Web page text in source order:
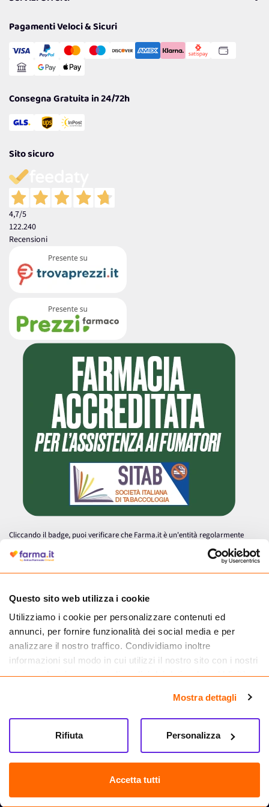
Questo sito web utilizza i cookie
Utilizziamo i cookie per personalizzare contenuti ed
annunci, per fornire funzionalità dei social media e per
analizzare il nostro traffico. Condividiamo inoltre
informazioni sul modo in cui utilizzi il nostro sito con i nostri
partner che si occupano di analisi dei dati web, pubblicità e
informazioni che hai fornito loro o che hanno raccolto dal
tuo utilizzo dei loro servizi.
Mostra dettagli
Accetta tutti
Personalizza
Rifiuta
Cookie Policy
Gestisci Cookie
Reso Facile e Veloce
Pagamenti Veloci & Sicuri
Consegna Gratuita in 24/72h
Sito sicuro
4,7/5
122.240
Recensioni
Cliccando il badge, puoi verificare che Farma.it è un'entità regolarmente
autorizzata dal Ministero della Salute a effettuare la vendita online di
medicinali.
Farma.it S.a.s. P. IVA 07417261216 REA: NA-884088
CREDITS
Sede legale Via delle Repubbliche Marinare 128, 80147 Napoli